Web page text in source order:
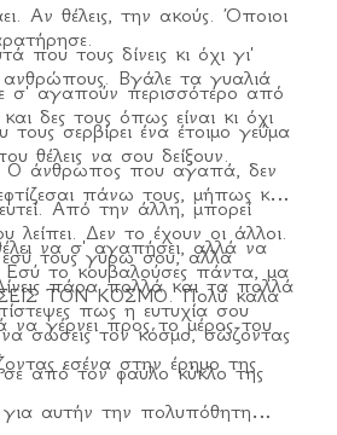
Αν θέλεις, την ακούς. Όποιοι
που τους δίνεις κι όχι γι'
σ' αγαπούν περισσότερο από
σερβίρει ένα έτοιμο γεύμα
Ο άνθρωπος που αγαπά, δεν
Από την άλλη, μπορεί
να σ' αγαπήσει, αλλά να
πάρα πολλά και τα πολλά
να γέρνει προς το μέρος του
εσένα στην έρημο της
Βγάλε τα γυαλιά
δες τους όπως είναι κι όχι
θέλεις να σου δείξουν.
πάνω τους, μήπως και
λείπει. Δεν το έχουν οι άλλοι.
το κουβαλούσες πάντα, μα
πως η ευτυχία σου
τους γύρω σου, αλλά
ΤΟΝ ΚΟΣΜΟ. Πολύ καλά
σώσεις τον κόσμο, σώζοντας
σε από τον φαύλο κύκλο της
για αυτήν την πολυπόθητη